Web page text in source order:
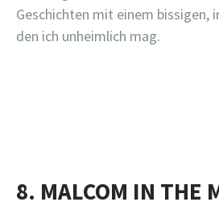
Geschichten mit einem bissigen,
den ich unheimlich mag.
8. MALCOM IN THE